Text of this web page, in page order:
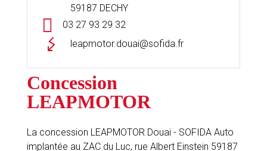
59187 DECHY
03 27 93 29 32
leapmotor.douai@sofida.fr
Concession
LEAPMOTOR
La concession LEAPMOTOR Douai - SOFIDA Auto
implantée au ZAC du Luc, rue Albert Einstein 59187